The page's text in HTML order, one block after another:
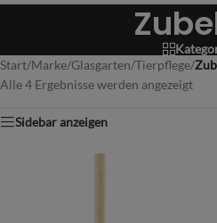
Start/Marke/Glasgarten/Tierpflege/
Alle 4 Ergebnisse werden angezeigt
Sidebar anzeigen